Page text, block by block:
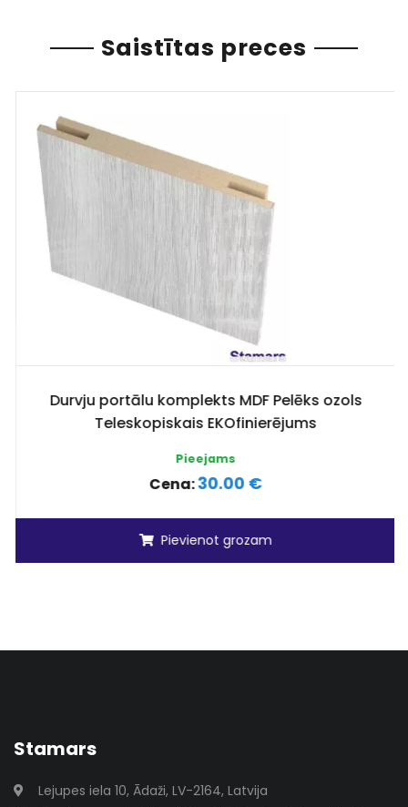
Saistītas preces
Durvju portālu komplekts MDF Pelēks ozols
Teleskopiskais EKOfinierējums
Pieejams
Cena:30.00 €
Pievienot grozam
Stamars
Lejupes iela 10, Ādaži, LV-2164, Latvija